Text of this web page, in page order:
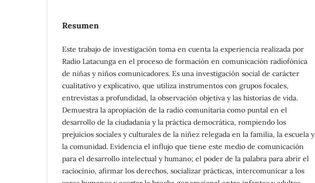
Resumen
Este trabajo de investigación toma en cuenta la experiencia realizada por
Radio Latacunga en el proceso de formación en comunicación radiofónica
de niñas y niños comunicadores. Es una investigación social de carácter
cualitativo y explicativo, que utiliza instrumentos con grupos focales,
entrevistas a profundidad, la observación objetiva y las historias de vida.
Demuestra la apropiación de la radio comunitaria como puntal en el
desarrollo de la ciudadanía y la práctica democrática, rompiendo los
prejuicios sociales y culturales de la niñez relegada en la familia, la escuela y
la comunidad. Evidencia el influjo que tiene este medio de comunicación
para el desarrollo intelectual y humano; el poder de la palabra para abrir el
raciocinio, afirmar los derechos, socializar prácticas, intercomunicar a los